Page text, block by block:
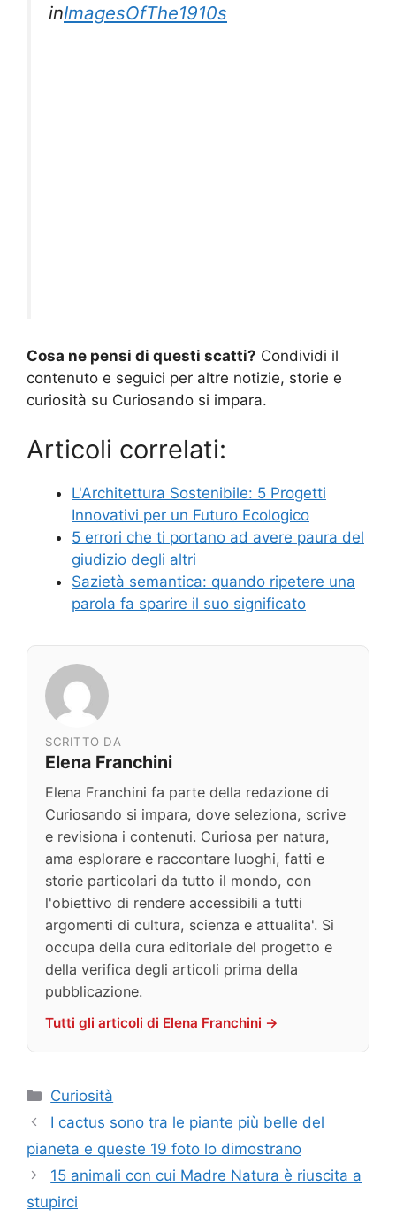
inImagesOfThe1910s
Cosa ne pensi di questi scatti? Condividi il
contenuto e seguici per altre notizie, storie e
curiosità su Curiosando si impara.
Articoli correlati:
L'Architettura Sostenibile: 5 Progetti
Innovativi per un Futuro Ecologico
5 errori che ti portano ad avere paura del
giudizio degli altri
Sazietà semantica: quando ripetere una
parola fa sparire il suo significato
SCRITTO DA
Elena Franchini
Elena Franchini fa parte della redazione di
Curiosando si impara, dove seleziona, scrive
e revisiona i contenuti. Curiosa per natura,
ama esplorare e raccontare luoghi, fatti e
storie particolari da tutto il mondo, con
l'obiettivo di rendere accessibili a tutti
argomenti di cultura, scienza e attualita'. Si
occupa della cura editoriale del progetto e
della verifica degli articoli prima della
pubblicazione.
Tutti gli articoli di Elena Franchini →
Categorie
Curiosità
I cactus sono tra le piante più belle del
pianeta e queste 19 foto lo dimostrano
15 animali con cui Madre Natura è riuscita a
stupirci